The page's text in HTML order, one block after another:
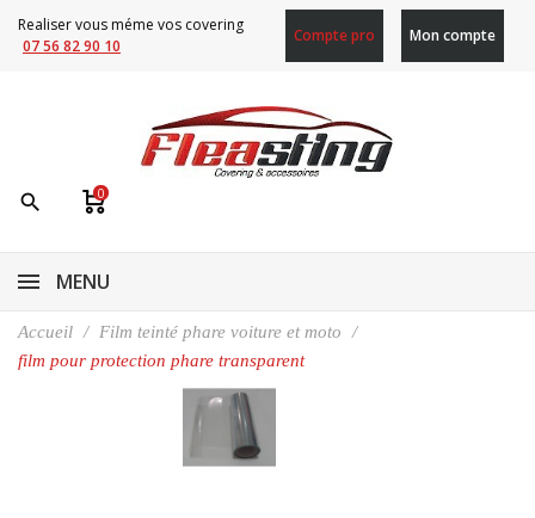
Realiser vous méme vos covering
07 56 82 90 10
Compte pro Mon compte
search 0
MENU
Accueil
Film teinté phare voiture et moto
film pour protection phare transparent